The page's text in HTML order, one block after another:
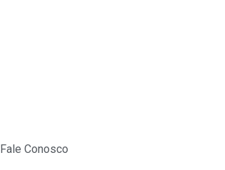
Fale Conosco